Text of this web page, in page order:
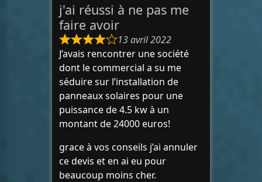
j'ai réussi à ne pas me
faire avoir
13 avril 2022
J’avais rencontrer une société
dont le commercial a su me
séduire sur l’installation de
panneaux solaires pour une
puissance de 4.5 kw à un
montant de 24000 euros!
grace à vos conseils j’ai annuler
ce devis et en ai eu pour
beaucoup moins cher.